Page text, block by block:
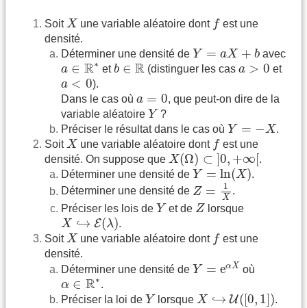
SoitX
X une variable aléatoire dont fest une
densité.
Déterminer une densité de Y = aX + b
Y= +b avec
a ∈ R∗
a ∈R∗etb ∈ R
b ∈ R (distinguer les casa > 0
a> et
a < 0
a 0
).
Dans le cas où a = 0
a
, que peut-on dire de la
variable aléatoire Y
Y ?
Préciser le résultat dans le cas où Y = −X
Y=
.
SoitX
X une variable aléatoire dont fest une
densité. On suppose que X(Ω) ⊂ ]0, +∞[
X(Ω)⊂]0,+∞[
.
Déterminer une densité de Y = ln(X)
Y=ln(X)
.
Déterminer une densité de Z = 1
X
Z= X
.
Préciser les lois de Y
Y et de Z
Z lorsque
X ↪ E(λ)
X↪E(λ)
.
SoitX
X une variable aléatoire dont fest une
densité.
Déterminer une densité de Y = eαX
Y= X
où
α ∈ R∗
∈ R∗.
Préciser la loi de Y
Y lorsque X ↪ U([0, 1])
X↪ U ([ 0,1]
.